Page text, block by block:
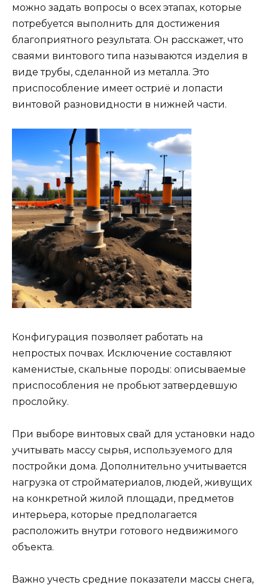
можно задать вопросы о всех этапах, которые
потребуется выполнить для достижения
благоприятного результата. Он расскажет, что
сваями винтового типа называются изделия в
виде трубы, сделанной из металла. Это
приспособление имеет остриё и лопасти
винтовой разновидности в нижней части.
Конфигурация позволяет работать на
непростых почвах. Исключение составляют
каменистые, скальные породы: описываемые
приспособления не пробьют затвердевшую
прослойку.
При выборе винтовых свай для установки надо
учитывать массу сырья, используемого для
постройки дома. Дополнительно учитывается
нагрузка от стройматериалов, людей, живущих
на конкретной жилой площади, предметов
интерьера, которые предполагается
расположить внутри готового недвижимого
объекта.
Важно учесть средние показатели массы снега,